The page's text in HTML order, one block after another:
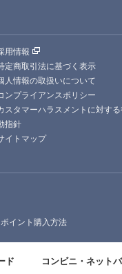
用情報
定商取引法に基づく表示
人情報の取扱いについて
ンプライアンスポリシー
スタマーハラスメントに対す
指針
イトマップ
ポイント購入方法
ド コンビニ・ネット